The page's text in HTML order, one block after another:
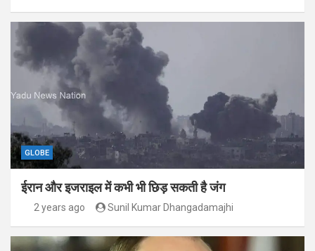
GLOBE
ईरान और इजराइल में कभी भी छिड़ सकती है जंग
2 years ago Sunil Kumar Dhangadamajhi